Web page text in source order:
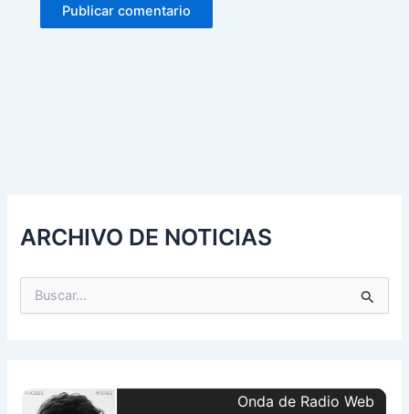
ARCHIVO DE NOTICIAS
p